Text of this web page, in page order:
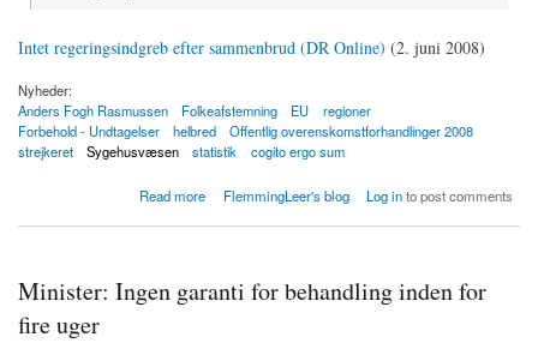
Intet regeringsindgreb efter sammenbrud (DR Online) (2. juni 2008)
Nyheder:
Anders Fogh Rasmussen
Folkeafstemning EU
regioner
Forbehold - Undtagelser
helbred
Offentlig overenskomstforhandlinger 2008
strejkeret
Sygehusvæsen statistik cogito ergo sum
Read more
about Intet regeringsindgreb efter sammenbrudFlemmingLeer's blog Log into post comments
Minister: Ingen garanti for behandling inden for
fire uger